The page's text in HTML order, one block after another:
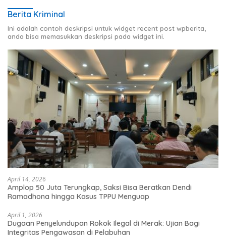
Berita Kriminal
Ini adalah contoh deskripsi untuk widget recent post wpberita,
anda bisa memasukkan deskripsi pada widget ini.
April 14, 2026
Amplop 50 Juta Terungkap, Saksi Bisa Beratkan Dendi
Ramadhona hingga Kasus TPPU Menguap
April 1, 2026
Dugaan Penyelundupan Rokok Ilegal di Merak: Ujian Bagi
Integritas Pengawasan di Pelabuhan